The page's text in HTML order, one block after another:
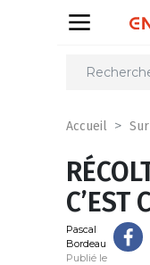
Partager
Accueil
C’EST
Pascal
Bordeau
Publié le